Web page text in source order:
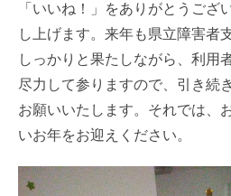
「いいね！」をありがとうござ
し上げます。来年も県立障害者
しっかりと果たしながら、利用
尽力して参りますので、引き続
お願いいたします。それでは、
いお年をお迎えください。